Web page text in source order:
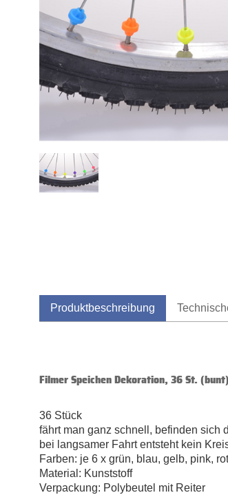
Produktbeschreibung
Filmer Speichen Dekoration, 36 St. (bunt)
36 Stück
fährt man ganz schnell, befinden sich
bei langsamer Fahrt entsteht kein
Farben: je 6 x grün, blau, gelb, pink,
Material: Kunststoff
Verpackung: Polybeutel mit Reiter